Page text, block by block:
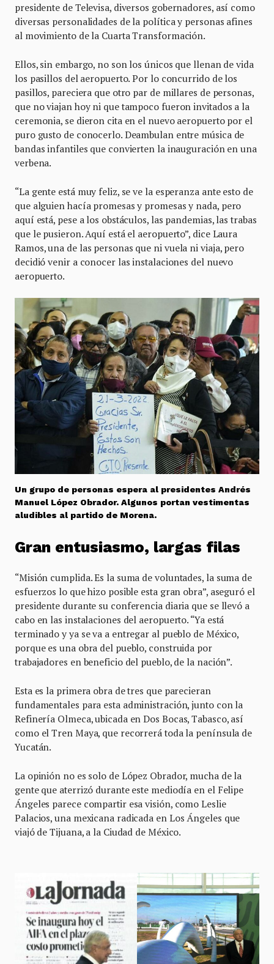
presidente de Televisa, diversos gobernadores, así como
diversas personalidades de la política y personas afines
al movimiento de la Cuarta Transformación.
Ellos, sin embargo, no son los únicos que llenan de vida
los pasillos del aeropuerto. Por lo concurrido de los
pasillos, pareciera que otro par de millares de personas,
que no viajan hoy ni que tampoco fueron invitados a la
ceremonia, se dieron cita en el nuevo aeropuerto por el
puro gusto de conocerlo. Deambulan entre música de
bandas infantiles que convierten la inauguración en una
verbena.
“La gente está muy feliz, se ve la esperanza ante esto de
que alguien hacía promesas y promesas y nada, pero
aquí está, pese a los obstáculos, las pandemias, las trabas
que le pusieron. Aquí está el aeropuerto”, dice Laura
Ramos, una de las personas que ni vuela ni viaja, pero
decidió venir a conocer las instalaciones del nuevo
aeropuerto.
Un grupo de personas espera al presidentes Andrés
Manuel López Obrador. Algunos portan vestimentas
aludibles al partido de Morena.
Gran entusiasmo, largas filas
“Misión cumplida. Es la suma de voluntades, la suma de
esfuerzos lo que hizo posible esta gran obra”, aseguró el
presidente durante su conferencia diaria que se llevó a
cabo en las instalaciones del aeropuerto. “Ya está
terminado y ya se va a entregar al pueblo de México,
porque es una obra del pueblo, construida por
trabajadores en beneficio del pueblo, de la nación”.
Esta es la primera obra de tres que parecieran
fundamentales para esta administración, junto con la
Refinería Olmeca, ubicada en Dos Bocas, Tabasco, así
como el Tren Maya, que recorrerá toda la península de
Yucatán.
La opinión no es solo de López Obrador, mucha de la
gente que aterrizó durante este mediodía en el Felipe
Ángeles parece compartir esa visión, como Leslie
Palacios, una mexicana radicada en Los Ángeles que
viajó de Tijuana, a la Ciudad de México.